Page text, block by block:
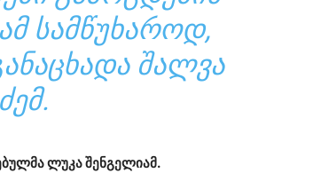
ᲡᲐᲛ­ᲬᲣ­ᲮᲐ­ᲠᲝᲓ,
ᲨᲐᲚ­ᲕᲐ
ლუკა შენ­გე­ლი­ამ.